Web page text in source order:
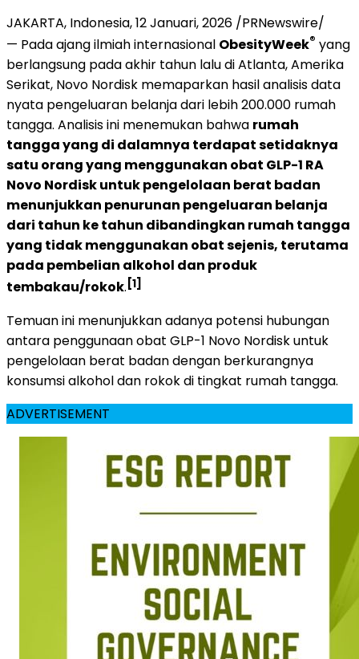
JAKARTA, Indonesia,12 Januari, 2026 /PRNewswire/
— Pada ajang ilmiah internasional ObesityWeek® yang
berlangsung pada akhir tahun lalu di Atlanta, Amerika
Serikat, Novo Nordisk memaparkan hasil analisis data
nyata pengeluaran belanja dari lebih 200.000 rumah
tangga. Analisis ini menemukan bahwa rumah
tangga yang di dalamnya terdapat setidaknya
satu orang yang menggunakan obat GLP-1 RA
Novo Nordisk untuk pengelolaan berat badan
menunjukkan penurunan pengeluaran belanja
dari tahun ke tahun dibandingkan rumah tangga
yang tidak menggunakan obat sejenis, terutama
pada pembelian alkohol dan produk
tembakau/rokok. [1]
Temuan ini menunjukkan adanya potensi hubungan
antara penggunaan obat GLP-1 Novo Nordisk untuk
pengelolaan berat badan dengan berkurangnya
konsumsi alkohol dan rokok di tingkat rumah tangga.
ADVERTISEMENT